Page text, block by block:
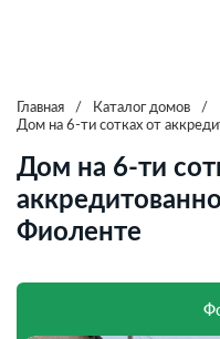
Главная / Каталог домов
/
Дом на 6-ти сотках от
Дом на 6-ти
Фиоленте